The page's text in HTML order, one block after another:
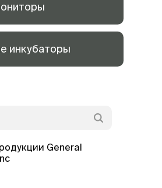
инкубаторы
General